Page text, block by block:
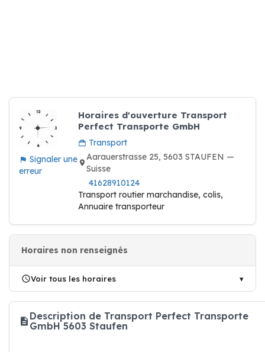
Signaler une
erreur
Horaires d'ouverture Transport
Perfect Transporte GmbH
Transport
Aarauerstrasse 25, 5603 STAUFEN —
Suisse
41628910124
Transport routier marchandise, colis,
Annuaire transporteur
Horaires non renseignés
Voir tous les horaires
Description de Transport Perfect Transporte
GmbH 5603 Staufen